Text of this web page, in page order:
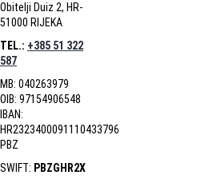
Obitelji Duiz 2, HR-
51000 RIJEKA
TEL.: +385 51 322
587
MB: 040263979
OIB: 97154906548
IBAN:
HR2323400091110433796
PBZ
SWIFT: PBZGHR2X